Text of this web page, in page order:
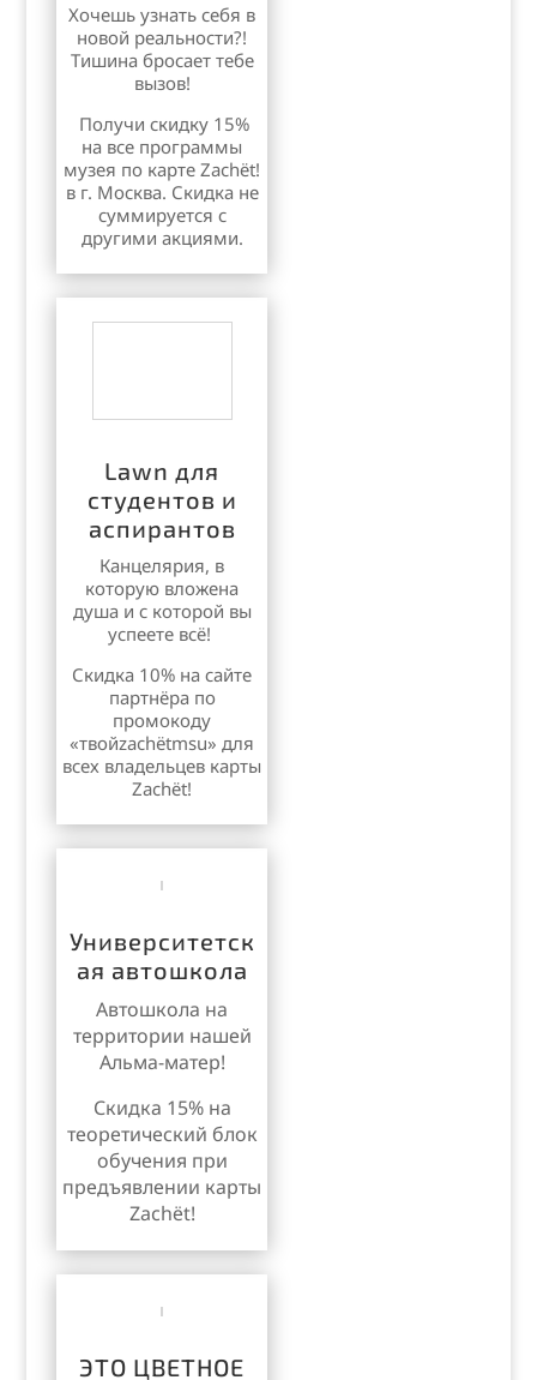
Хочешь узнать себя в
новой реальности?!
Тишина бросает тебе
вызов!
Получи скидку 15%
на все программы
музея по карте Zachёt!
в г. Москва. Скидка не
суммируется с
другими акциями.
Lawn для
студентов и
аспирантов
Канцелярия, в
которую вложена
душа и с которой вы
успеете всё!
Скидка 10% на сайте
партнёра по
промокоду
«твойzachëtmsu» для
всех владельцев карты
Zachёt!
Университетск
ая автошкола
Автошкола на
территории нашей
Альма-матер!
Скидка 15% на
теоретический блок
обучения при
предъявлении карты
Zachёt!
ЭТО ЦВЕТНОЕ